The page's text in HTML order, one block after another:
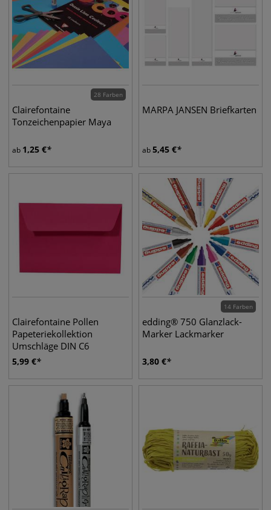
28 Farben
Clairefontaine
Tonzeichenpapier Maya
ab 1,25 €
MARPA JANSEN Briefkarten
ab5,45 €
Clairefontaine Pollen
Papeteriekollektion
Umschläge DIN C6
5,99 €
14 Farben
edding® 750 Glanzlack-
Marker Lackmarker
3,80 €